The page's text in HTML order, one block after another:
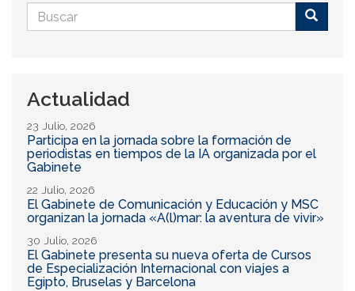
Formulario
de
Actualidad
23 Julio, 2026
Participa en la jornada sobre la formación de
periodistas en tiempos de la IA organizada por el
Gabinete
22 Julio, 2026
El Gabinete de Comunicación y Educación y MSC
organizan la jornada «A(l)mar: la aventura de vivir»
30 Julio, 2026
El Gabinete presenta su nueva oferta de Cursos
de Especialización Internacional con viajes a
Egipto, Bruselas y Barcelona